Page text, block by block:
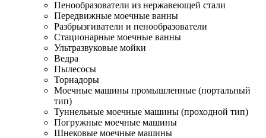
Пенообразователи из нержавеющей стали
Передвижные моечные ванны
Разбрызгиватели и пенообразователи
Стационарные моечные ванны
Ультразвуковые мойки
Ведра
Пылесосы
Торнадоры
Моечные машины промышленные (портальный
тип)
Туннельные моечные машины (проходной тип)
Погружные моечные машины
Шнековые моечные машины